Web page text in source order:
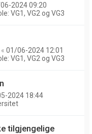
2024 09:20
VG1, VG2 og VG3
« 01/06-2024 12:01
VG1, VG2 og VG3
2024 18:44
tilgjengelige